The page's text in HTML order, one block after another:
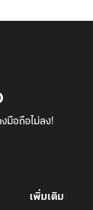
มือถือไม่ลง!
เพิ่มเติม